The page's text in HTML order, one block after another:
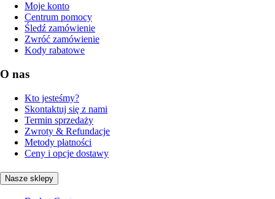
Moje konto
Centrum pomocy
Śledź zamówienie
Zwróć zamówienie
Kody rabatowe
O nas
Kto jesteśmy?
Skontaktuj się z nami
Termin sprzedaży
Zwroty & Refundacje
Metody płatności
Ceny i opcje dostawy
Nasze sklepy